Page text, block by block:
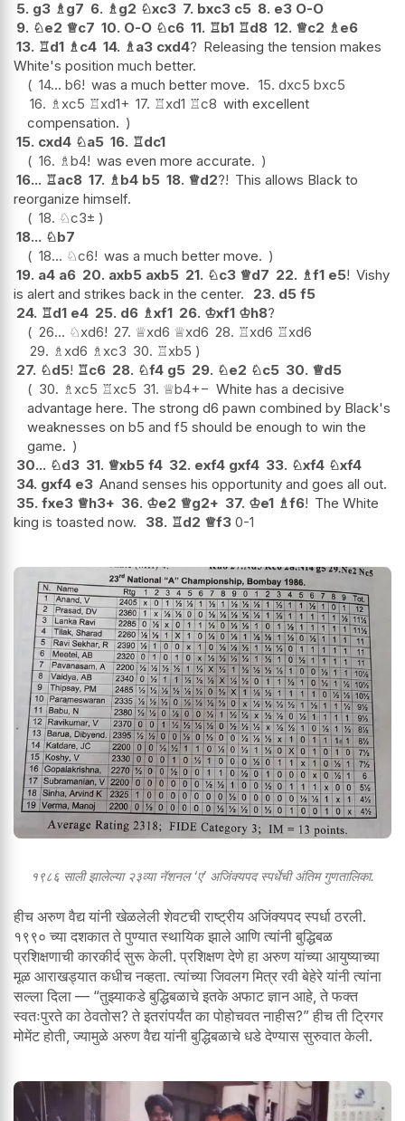
5. g3 ♗ g7 6. ♗ g2 ♘xc3 7. bxc3 c5 8. e3 O-O
9. ♘e2 ♕c7 10. O-O ♘c6 11. ♖b1 ♖d8 12. ♕c2 ♗ e6
13. ♖d1 ♗ c4 14. ♗ a3 cxd4? Releasing the tension makes
White's position much better.
14... b6! was a much better move. 15. dxc5 bxc5
16. ♗ xc5 ♖xd1+ 17. ♖xd1 ♖c8 with excellent
compensation.
15. cxd4 ♘a5 16. ♖dc1
16. ♗b4! was even more accurate.
16... ♖ac8 17. ♗ b4 b5 18. ♕d2?! This allows Black to
reorganize himself.
18. ♘c3±
18... ♘b7
18... ♘c6! was a much better move.
19. a4 a6 20. axb5 axb5 21. ♘c3 ♕d7 22. ♗f1 e5! Vishy
is alert and strikes back in the center.
23. d5 f5
24. ♖d1 e4 25. d6 ♗xf1 26. ♔xf1 ♔h8?
26... ♘xd6! 27. ♕xd6 ♕xd6 28. ♖xd6 ♖xd6
29. ♗ xd6 ♗ xc3 30. ♖xb5
27. ♘d5! ♖c6 28. ♘f4 g5 29. ♘e2 ♘c5 30. ♕d5
30. ♗ xc5 ♖xc5 31. ♕b4+− White has a decisive
advantage here. The strong d6 pawn combined by Black's
weaknesses on b5 and f5 should be enough to win the
game.
30... ♘d3 31. ♕xb5 f4 32. exf4 gxf4 33. ♘xf4 ♘xf4
34. gxf4 e3 Anand senses his opportunity and goes all out.
35. fxe3 ♕h3+ 36. ♔e2 ♕g2+ 37. ♔e1 ♗f6! The White
king is toasted now.
38. ♖d2 ♕f3 0-1
१९८६ साली झालेल्या २३व्या नॅशनल ‘ए’ अजिंक्यपद स्पर्धेची अंतिम गुणतालिका.
हीच अरुण वैद्य यांनी खेळलेली शेवटची राष्ट्रीय अजिंक्यपद स्पर्धा ठरली.
१९९० च्या दशकात ते पुण्यात स्थायिक झाले आणि त्यांनी बुद्धिबळ
प्रशिक्षणाची कारकीर्द सुरू केली. प्रशिक्षण देणे हा अरुण यांच्या आयुष्याच्या
मूळ आराखड्यात कधीच नव्हता. त्यांच्या जिवलग मित्र रवी बेहेरे यांनी त्यांना
सल्ला दिला — “तुझ्याकडे बुद्धिबळाचे इतके अफाट ज्ञान आहे, ते फक्त
स्वतःपुरते का ठेवतोस? ते इतरांपर्यंत का पोहोचवत नाहीस?” हीच ती ट्रिगर
मोमेंट होती, ज्यामुळे अरुण वैद्य यांनी बुद्धिबळाचे धडे देण्यास सुरुवात केली.